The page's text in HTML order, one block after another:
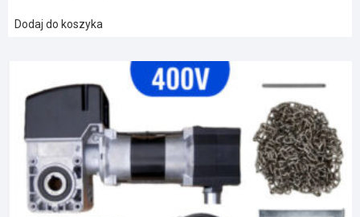
Dodaj do koszyka